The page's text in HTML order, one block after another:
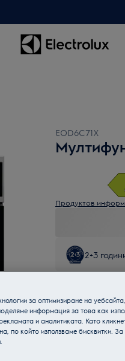
EOD6C71X
Продуктов
2+3
за оптимизиране на
информация за това как
и аналитиката. Като
по който използваме бисквитки.